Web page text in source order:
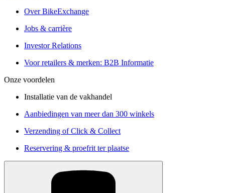
Over BikeExchange
Jobs & carrière
Investor Relations
Voor retailers & merken: B2B Informatie
Onze voordelen
Installatie van de vakhandel
Aanbiedingen van meer dan 300 winkels
Verzending of Click & Collect
Reservering & proefrit ter plaatse